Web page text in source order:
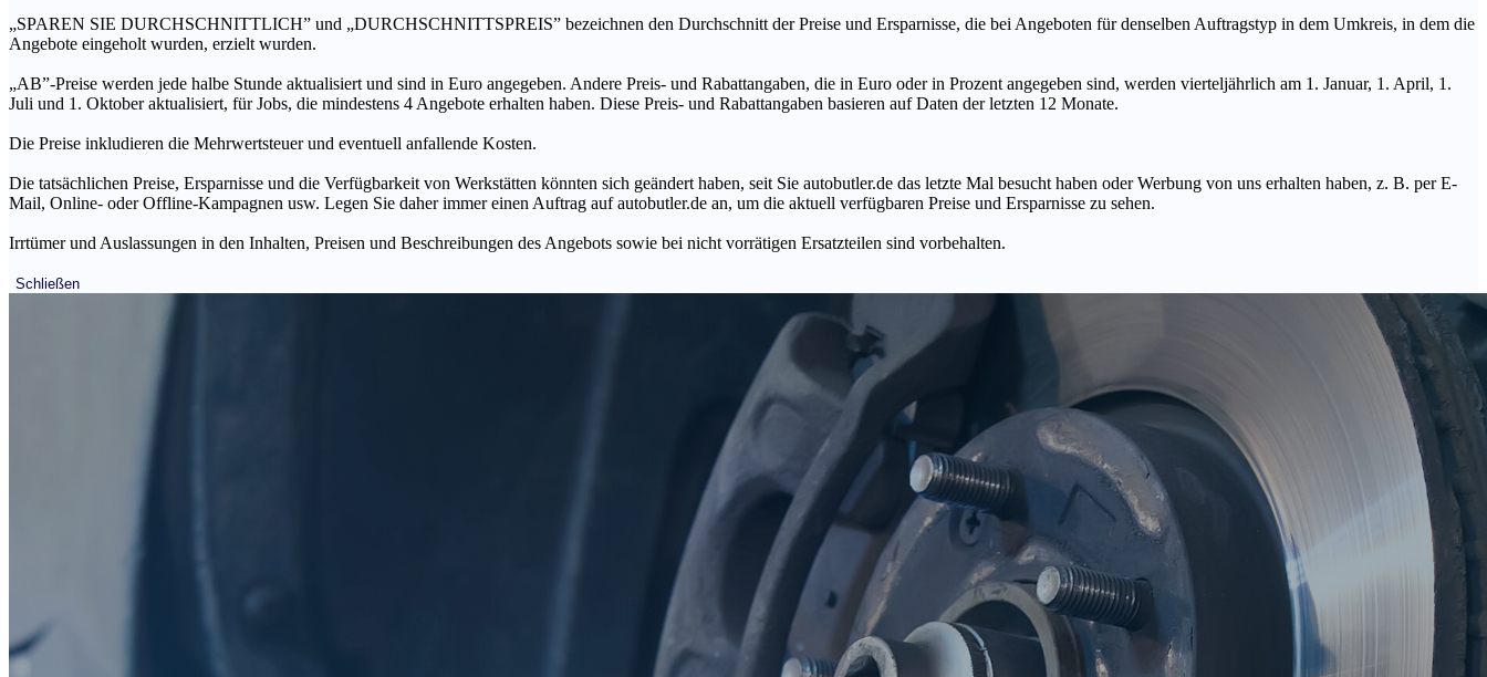
„SPAREN SIE DURCHSCHNITTLICH” und „DURCHSCHNITTSPREIS” bezeichnen den Durchschnitt der Preise und Ersparnisse, die bei Angeboten für denselben Auftragstyp in dem Umkreis, in dem die
Angebote eingeholt wurden, erzielt wurden.
„AB”-Preise werden jede halbe Stunde aktualisiert und sind in Euro angegeben. Andere Preis- und Rabattangaben, die in Euro oder in Prozent angegeben sind, werden vierteljährlich am 1. Januar, 1. April, 1.
Juli und 1. Oktober aktualisiert, für Jobs, die mindestens 4 Angebote erhalten haben. Diese Preis- und Rabattangaben basieren auf Daten der letzten 12 Monate.
Die Preise inkludieren die Mehrwertsteuer und eventuell anfallende Kosten.
Die tatsächlichen Preise, Ersparnisse und die Verfügbarkeit von Werkstätten könnten sich geändert haben, seit Sie autobutler.de das letzte Mal besucht haben oder Werbung von uns erhalten haben, z. B. per E-
Mail, Online- oder Offline-Kampagnen usw. Legen Sie daher immer einen Auftrag auf autobutler.de an, um die aktuell verfügbaren Preise und Ersparnisse zu sehen.
Irrtümer und Auslassungen in den Inhalten, Preisen und Beschreibungen des Angebots sowie bei nicht vorrätigen Ersatzteilen sind vorbehalten.
Schließen